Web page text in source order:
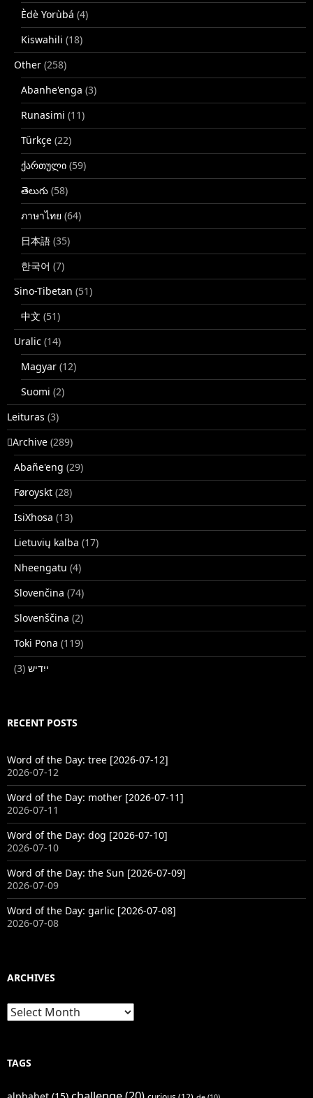
Èdè Yorùbá (4)
Kiswahili (18)
Other (258)
Abanhe'enga (3)
Runasimi (11)
Türkçe (22)
ქართული (59)
తెలుగు (58)
ภาษาไทย (64)
日本語 (35)
한국어 (7)
Sino-Tibetan (51)
中文 (51)
Uralic (14)
Magyar (12)
Suomi (2)
Leituras (3)
􏿽Archive (289)
Abañe'eng (29)
Føroyskt (28)
IsiXhosa (13)
Lietuvių kalba (17)
Nheengatu (4)
Slovenčina (74)
Slovenščina (2)
Toki Pona (119)
ייִדיש (3)
RECENT POSTS
Word of the Day: tree [2026-07-12]
2026-07-12
Word of the Day: mother [2026-07-11]
2026-07-11
Word of the Day: dog [2026-07-10]
2026-07-10
Word of the Day: the Sun [2026-07-09]
2026-07-09
Word of the Day: garlic [2026-07-08]
2026-07-08
ARCHIVES
Archives
TAGS